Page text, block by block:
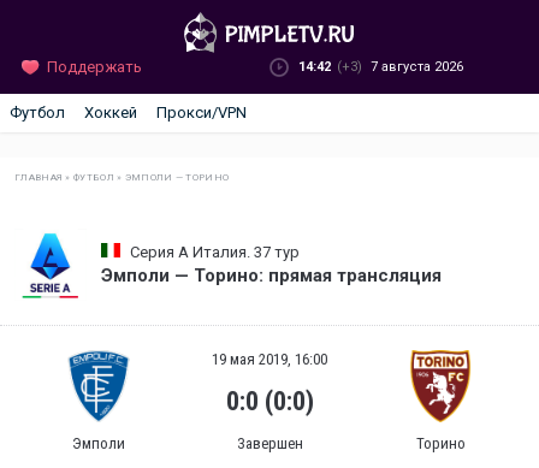
Поддержать 14:42 (+3) 7 августа 2026
Футбол Хоккей Прокси/VPN
ГЛАВНАЯ »ФУТБОЛ » ЭМПОЛИ — ТОРИНО
Серия А Италия. 37 тур
Эмполи — Торино: прямая трансляция
Эмполи
19 мая 2019, 16:00
0:0 (0:0)
Завершен Торино